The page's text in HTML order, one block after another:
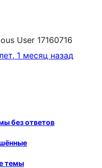
User 17160716
1 месяц назад
без ответов
темы